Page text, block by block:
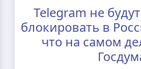
Telegram не
блокировать в
что на самом